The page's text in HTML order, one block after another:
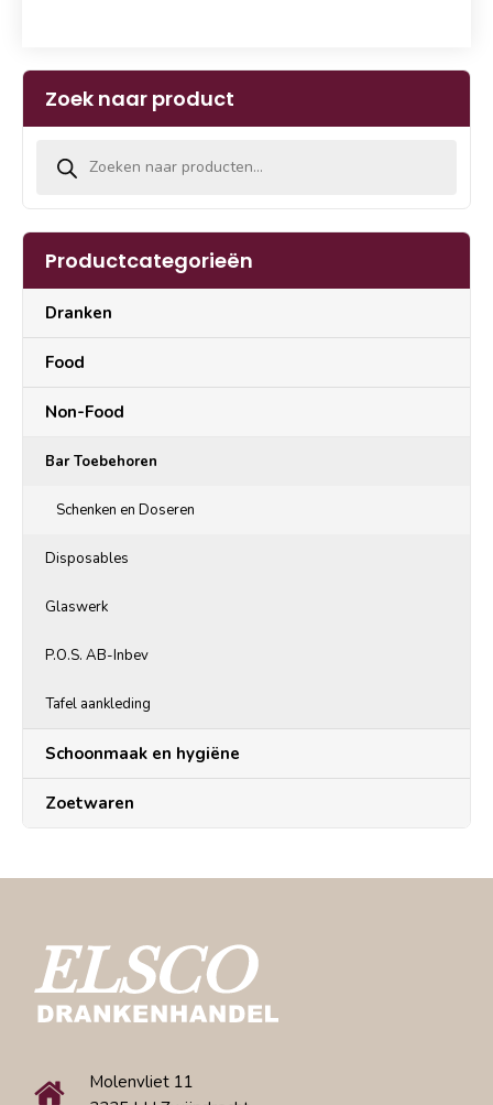
Zoek naar product
Productcategorieën
Dranken
Food
Non-Food
Bar Toebehoren
Schenken en Doseren
Disposables
Glaswerk
P.O.S. AB-Inbev
Tafel aankleding
Schoonmaak en hygiëne
Zoetwaren
Molenvliet 11